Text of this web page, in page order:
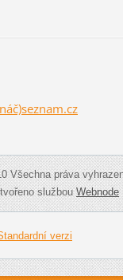
Všechna práva
službouWebnode
verzi